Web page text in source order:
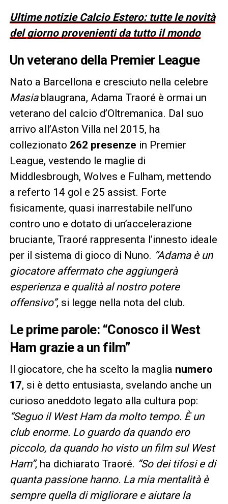
Ultime notizie Calcio Estero: tutte le novità
del giorno provenienti da tutto il mondo
Un veterano della Premier League
Nato a Barcellona e cresciuto nella celebre
Masiablaugrana, Adama Traoré è ormai un
veterano del calcio d’Oltremanica. Dal suo
arrivo all’Aston Villa nel 2015, ha
collezionato 262 presenze in Premier
League, vestendo le maglie di
Middlesbrough, Wolves e Fulham, mettendo
a referto 14 gol e 25 assist. Forte
fisicamente, quasi inarrestabile nell’uno
contro uno e dotato di un’accelerazione
bruciante, Traoré rappresenta l’innesto ideale
per il sistema di gioco di Nuno. “Adama è un
giocatore affermato che aggiungerà
esperienza e qualità al nostro potere
offensivo”, si legge nella nota del club.
Le prime parole: “Conosco il West
Ham grazie a un film”
Il giocatore, che ha scelto la maglia numero
17, si è detto entusiasta, svelando anche un
curioso aneddoto legato alla cultura pop:
“Seguo il West Ham da molto tempo. È un
club enorme. Lo guardo da quando ero
piccolo, da quando ho visto un film sul West
Ham”, ha dichiarato Traoré. “So dei tifosi e di
quanta passione hanno. La mia mentalità è
sempre quella di migliorare e aiutare la